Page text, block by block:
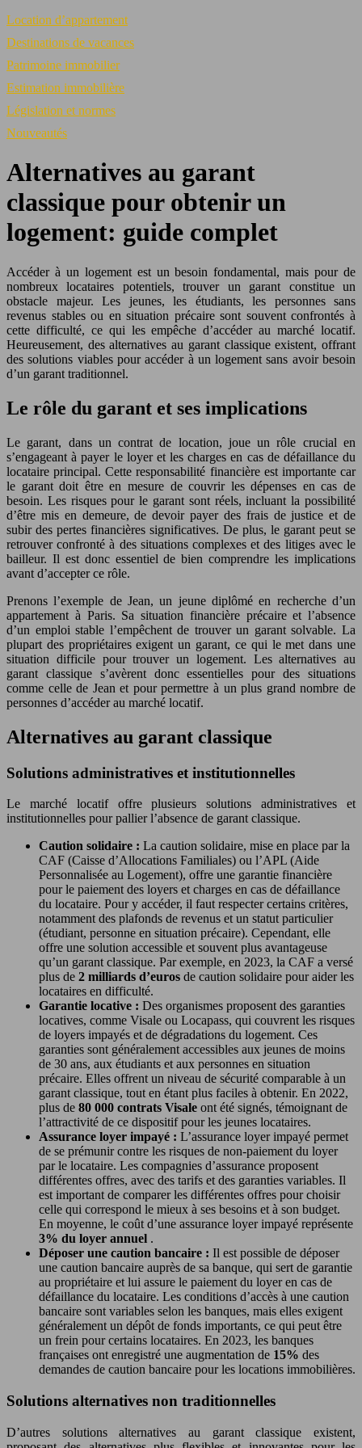
Location d’appartement
Destinations de vacances
Patrimoine immobilier
Estimation immobilière
Législation et normes
Nouveautés
Alternatives au garant
classique pour obtenir un
logement: guide complet
Accéder à un logement est un besoin fondamental, mais pour de
nombreux locataires potentiels, trouver un garant constitue un
obstacle majeur. Les jeunes, les étudiants, les personnes sans
revenus stables ou en situation précaire sont souvent confrontés à
cette difficulté, ce qui les empêche d’accéder au marché locatif.
Heureusement, des alternatives au garant classique existent, offrant
des solutions viables pour accéder à un logement sans avoir besoin
d’un garant traditionnel.
Le rôle du garant et ses implications
Le garant, dans un contrat de location, joue un rôle crucial en
s’engageant à payer le loyer et les charges en cas de défaillance du
locataire principal. Cette responsabilité financière est importante car
le garant doit être en mesure de couvrir les dépenses en cas de
besoin. Les risques pour le garant sont réels, incluant la possibilité
d’être mis en demeure, de devoir payer des frais de justice et de
subir des pertes financières significatives. De plus, le garant peut se
retrouver confronté à des situations complexes et des litiges avec le
bailleur. Il est donc essentiel de bien comprendre les implications
avant d’accepter ce rôle.
Prenons l’exemple de Jean, un jeune diplômé en recherche d’un
appartement à Paris. Sa situation financière précaire et l’absence
d’un emploi stable l’empêchent de trouver un garant solvable. La
plupart des propriétaires exigent un garant, ce qui le met dans une
situation difficile pour trouver un logement. Les alternatives au
garant classique s’avèrent donc essentielles pour des situations
comme celle de Jean et pour permettre à un plus grand nombre de
personnes d’accéder au marché locatif.
Alternatives au garant classique
Solutions administratives et institutionnelles
Le marché locatif offre plusieurs solutions administratives et
institutionnelles pour pallier l’absence de garant classique.
Caution solidaire : La caution solidaire, mise en place par la
CAF (Caisse d’Allocations Familiales) ou l’APL (Aide
Personnalisée au Logement), offre une garantie financière
pour le paiement des loyers et charges en cas de défaillance
du locataire. Pour y accéder, il faut respecter certains critères,
notamment des plafonds de revenus et un statut particulier
(étudiant, personne en situation précaire). Cependant, elle
offre une solution accessible et souvent plus avantageuse
qu’un garant classique. Par exemple, en 2023, la CAF a versé
plus de 2 milliards d’euros de caution solidaire pour aider les
locataires en difficulté.
Garantie locative : Des organismes proposent des garanties
locatives, comme Visale ou Locapass, qui couvrent les risques
de loyers impayés et de dégradations du logement. Ces
garanties sont généralement accessibles aux jeunes de moins
de 30 ans, aux étudiants et aux personnes en situation
précaire. Elles offrent un niveau de sécurité comparable à un
garant classique, tout en étant plus faciles à obtenir. En 2022,
plus de 80 000 contrats Visale ont été signés, témoignant de
l’attractivité de ce dispositif pour les jeunes locataires.
Assurance loyer impayé : L’assurance loyer impayé permet
de se prémunir contre les risques de non-paiement du loyer
par le locataire. Les compagnies d’assurance proposent
différentes offres, avec des tarifs et des garanties variables. Il
est important de comparer les différentes offres pour choisir
celle qui correspond le mieux à ses besoins et à son budget.
En moyenne, le coût d’une assurance loyer impayé représente
3% du loyer annuel .
Déposer une caution bancaire : Il est possible de déposer
une caution bancaire auprès de sa banque, qui sert de garantie
au propriétaire et lui assure le paiement du loyer en cas de
défaillance du locataire. Les conditions d’accès à une caution
bancaire sont variables selon les banques, mais elles exigent
généralement un dépôt de fonds importants, ce qui peut être
un frein pour certains locataires. En 2023, les banques
françaises ont enregistré une augmentation de 15% des
demandes de caution bancaire pour les locations immobilières.
Solutions alternatives non traditionnelles
D’autres solutions alternatives au garant classique existent,